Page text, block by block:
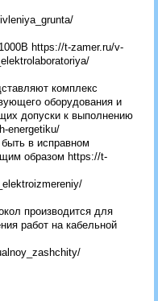
https://t-zamer.ru/v-
комплекс
оборудования и
допуски к выполнению
energetiku/
в исправном
образом https://t-
производится для
работ на кабельной